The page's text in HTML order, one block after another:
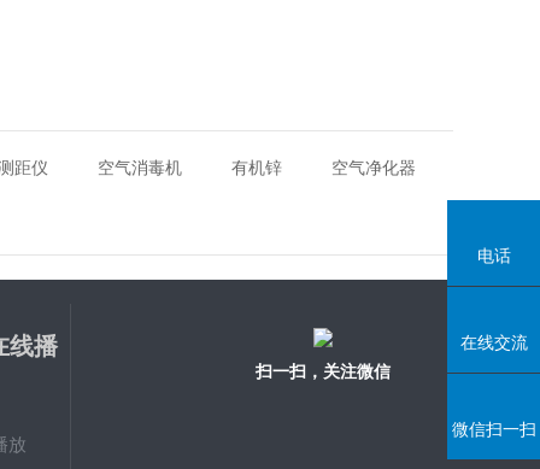
距仪 空气消毒机 有机锌 空气净化器
线播
放
扫一扫，关注微信
电话
在线交流
微信扫一扫